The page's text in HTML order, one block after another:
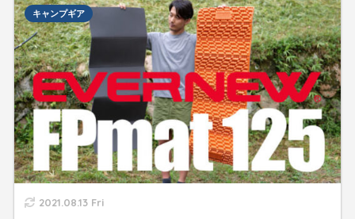
2021.08.13 Fri
キャンプギア